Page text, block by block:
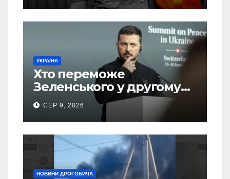
УКРАЇНА
Хто переможе
Зеленського у другому
турі виборів президента
України – новий рейтинг
SOCIS
СЕР 9, 2026
НОВИНИ ДРОГОБИЧА